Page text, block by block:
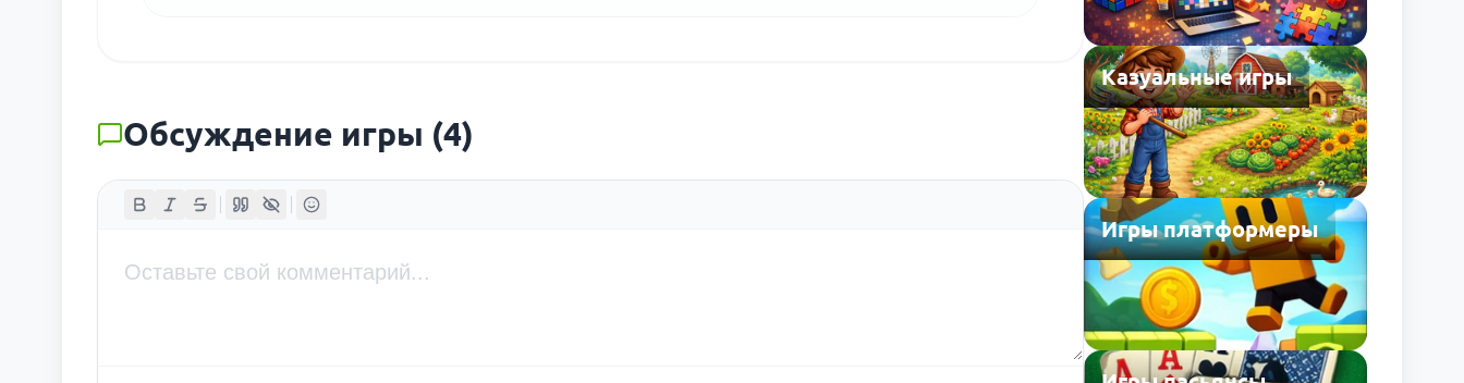
Обсуждение игры (4)
Казуальные игры
Игры платформеры